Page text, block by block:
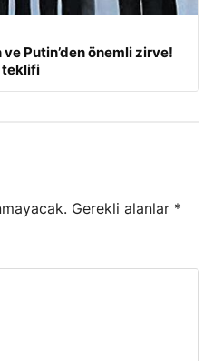
Putin’den önemli zirve!
teklifi
Gerekli alanlar *